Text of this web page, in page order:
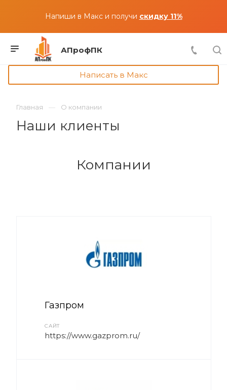
Напиши в Макс и получи скидку 11%
АПрофПК
Написать в Макс
Главная О компании
Наши клиенты
Компании
Газпром
САЙТ
https://www.gazprom.ru/